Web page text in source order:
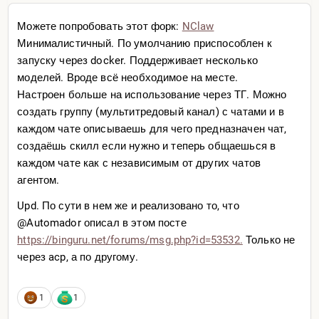
меню — для омлета нужно 3 яйца, колбасу тоже добавь
на свое усмотрение
https://github.com/anthropics/skills/blob/main/skills/p
df/SKILL.md?plain=1
В этом же и радикальное отличие от программирования.
В программировании компилятор построчно выполняет
инструкции в языке программирования. ИИ работает
радикально иначе — он сам решает, чего делать, его
нужно просто направлять и даже воспитывать, для чего
Но как? Простым языком без строчки кода, написанном
в том самом .md файлике
Немножко воображения и что если LLM может
Получится примерно эквивалент человека которого
Можете попробовать этот форк: NClaw
Минималистичный. По умолчанию приспособлен к
запуску через docker. Поддерживает несколько
моделей. Вроде всё необходимое на месте.
Настроен больше на использование через ТГ. Можно
создать группу (мультитредовый канал) с чатами и в
каждом чате описываешь для чего предназначен чат,
создаёшь скилл если нужно и теперь общаешься в
каждом чате как с независимым от других чатов
агентом.
Upd. По сути в нем же и реализовано то, что
@Automador описал в этом посте
https://binguru.net/forums/msg.php?id=53532. Только не
через acp, а по другому.
1 1